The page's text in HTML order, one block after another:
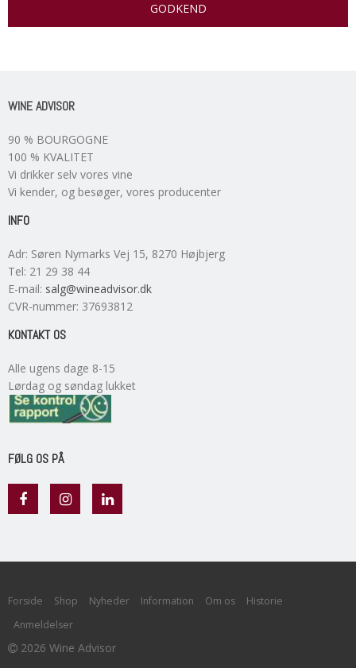
GODKEND
WINE ADVISOR
90 % BOURGOGNE
100 % KVALITET
Vi drikker selv vores vine
Vi kender, og besøger, vores producenter
INFO
Adr: Søren Nymarks Vej 15, 8270 Højbjerg
Tel: 21 29 38 44
E-mail: salg@wineadvisor.dk
CVR-nummer: 37693812
KONTAKT OS
Alle ugens dage 8-15
Lørdag og søndag lukket
FØLG OS PÅ
Forside Shop Nyheder Information Om os
Historie
Anmeldelser
2026 Wine Advisor